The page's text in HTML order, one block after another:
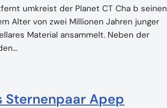
umkreist der Planet CT Cha b seinen
Alter von zwei Millionen Jahren junger
Material ansammelt. Neben der
Sternenpaar Apep